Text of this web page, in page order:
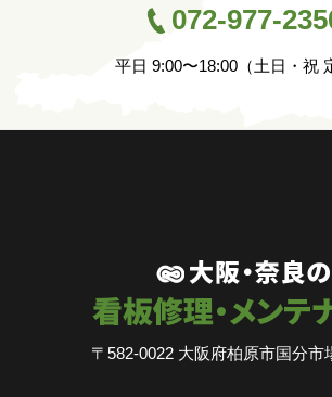
072-977-
平日 9:00〜18:00（土日・祝
〒582-0022 大阪府柏原市国分市